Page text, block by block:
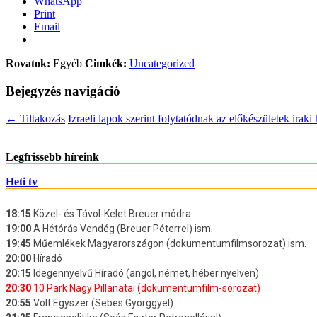
Print
Email
Rovatok: Egyéb Cimkék: Uncategorized
Bejegyzés navigáció
← Tiltakozás Izraeli lapok szerint folytatódnak az előkészületek iraki
Legfrissebb híreink
Heti tv